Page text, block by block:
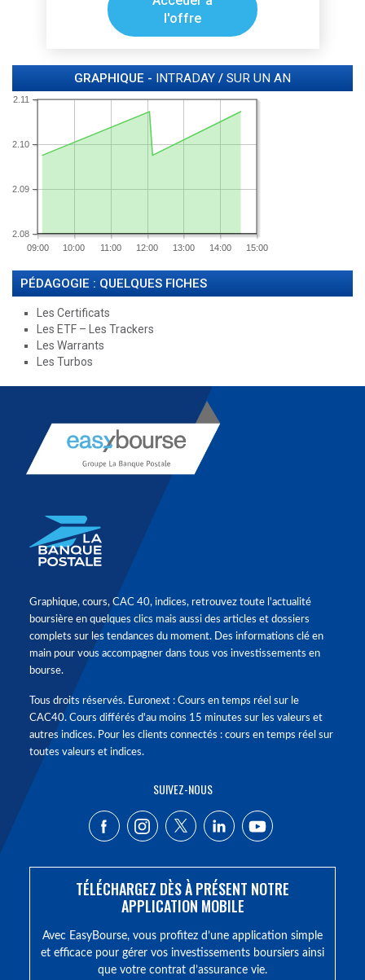
l'offre
GRAPHIQUE - INTRADAY / SUR UN AN
09:00 10:00 11:00 12:00 13:00 14:00 15:00
2.08
2.09
2.10
2.11
PÉDAGOGIE : QUELQUES FICHES
Les Certificats
Les ETF – Les Trackers
Les Warrants
Les Turbos
Graphique, cours, CAC 40, indices, retrouvez toute l'actualité
boursière en quelques clics mais aussi des articles et dossiers
complets sur les tendances du moment. Des informations clé en
main pour vous accompagner dans tous vos investissements en
bourse.
Tous droits réservés. Euronext : Cours en temps réel sur le
CAC40. Cours différés d'au moins 15 minutes sur les valeurs et
autres indices. Pour les clients connectés : cours en temps réel sur
toutes valeurs et indices.
SUIVEZ-NOUS
TÉLÉCHARGEZ DÈS À PRÉSENT NOTRE
APPLICATION MOBILE
Avec EasyBourse, vous profitez d’une application simple
et efficace pour gérer vos investissements boursiers ainsi
que votre contrat d’assurance vie.